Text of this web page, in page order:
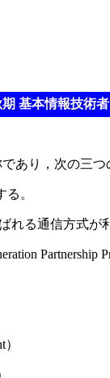
基本情報技術
あり，次の三
。
れる通信方式が
Partnership